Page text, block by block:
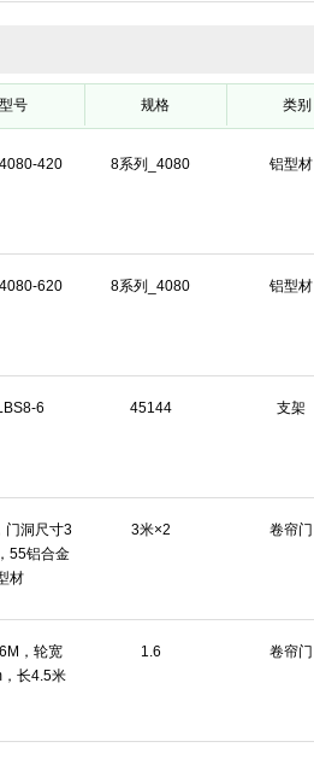
型号 规格 类别
420 8系列_4080 铝型材
620 8系列_4080 铝型材
6 45144 支架
门洞尺寸3
55铝合金
材
3米×2 卷帘门
，轮宽
长4.5米
1.6 卷帘门